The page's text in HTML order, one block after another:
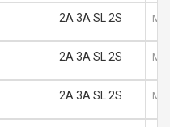
2A 3A SL 2S M
2A 3A SL 2S M
2A 3A SL 2S M